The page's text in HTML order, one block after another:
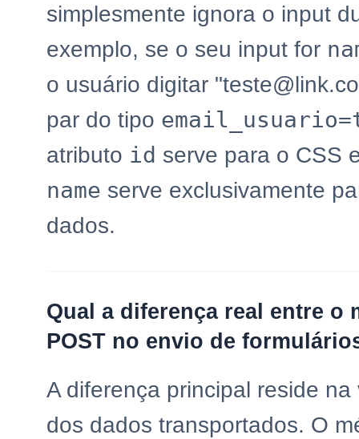
simplesmente ignora o input
exemplo, se o seu input for
o usuário digitar
par do tipo
atributo id serve para o CSS
name serve exclusivamente
dados.
Qual a diferença real entre o
POST no envio de
A diferença principal reside
dos dados transportados. O